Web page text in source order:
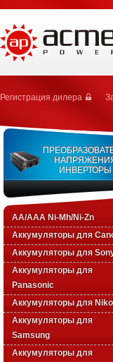
Регистрация дилера
ИНВЕРТОРЫ
AA/AAA Ni-Mh/Ni-Zn
Аккумуляторы для
Аккумуляторы для
Аккумуляторы для
Panasonic
Аккумуляторы для
Аккумуляторы для
Samsung
Аккумуляторы для